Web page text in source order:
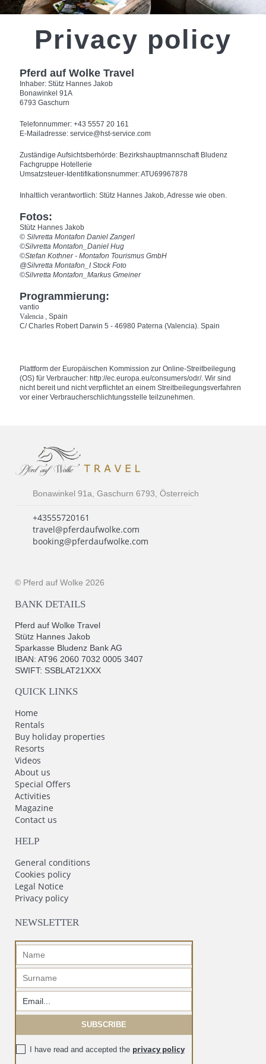
Privacy policy
Pferd auf Wolke Travel
Inhaber: Stütz Hannes Jakob
Bonawinkel 91A
6793 Gaschurn
Telefonnummer: +43 5557 20 161
E-Mailadresse: service@hst-service.com
Zuständige Aufsichtsberhörde: Bezirkshauptmannschaft Bludenz
Fachgruppe Hotellerie
Umsatzsteuer-Identifikationsnummer: ATU69967878
Inhaltlich verantwortlich: Stütz Hannes Jakob, Adresse wie oben.
Fotos:
Stütz Hannes Jakob
© Silvretta Montafon Daniel Zangerl
©Silvretta Montafon_Daniel Hug
©Stefan Kothner - Montafon Tourismus GmbH
@Silvretta Montafon_I Stock Foto
©Silvretta Montafon_Markus Gmeiner
Programmierung:
vantio
Valencia, Spain
C/ Charles Robert Darwin 5 - 46980 Paterna (Valencia). Spain
Plattform der Europäischen Kommission zur Online-Streitbeilegung
(OS) für Verbraucher: http://ec.europa.eu/consumers/odr/. Wir sind
nicht bereit und nicht verpflichtet an einem Streitbeilegungsverfahren
vor einer Verbraucherschlichtungsstelle teilzunehmen.
Bonawinkel 91a, Gaschurn 6793, Österreich
+43555720161
travel@pferdaufwolke.com
booking@pferdaufwolke.com
© Pferd auf Wolke 2026
BANK DETAILS
Pferd auf Wolke Travel
Stütz Hannes Jakob
Sparkasse Bludenz Bank AG
IBAN: AT96 2060 7032 0005 3407
SWIFT: SSBLAT21XXX
QUICK LINKS
Home
Rentals
Buy holiday properties
Resorts
Videos
About us
Special Offers
Activities
Magazine
Contact us
HELP
General conditions
Cookies policy
Legal Notice
Privacy policy
NEWSLETTER
I have read and accepted the privacy policy